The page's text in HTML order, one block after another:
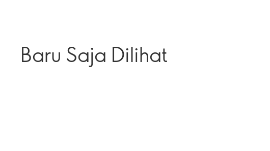
Baru Saja Dilihat